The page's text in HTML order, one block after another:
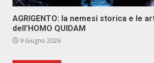
AGRIGENTO: la nemesi storica e le
dell’HOMO QUIDAM
9 Giugno 2026